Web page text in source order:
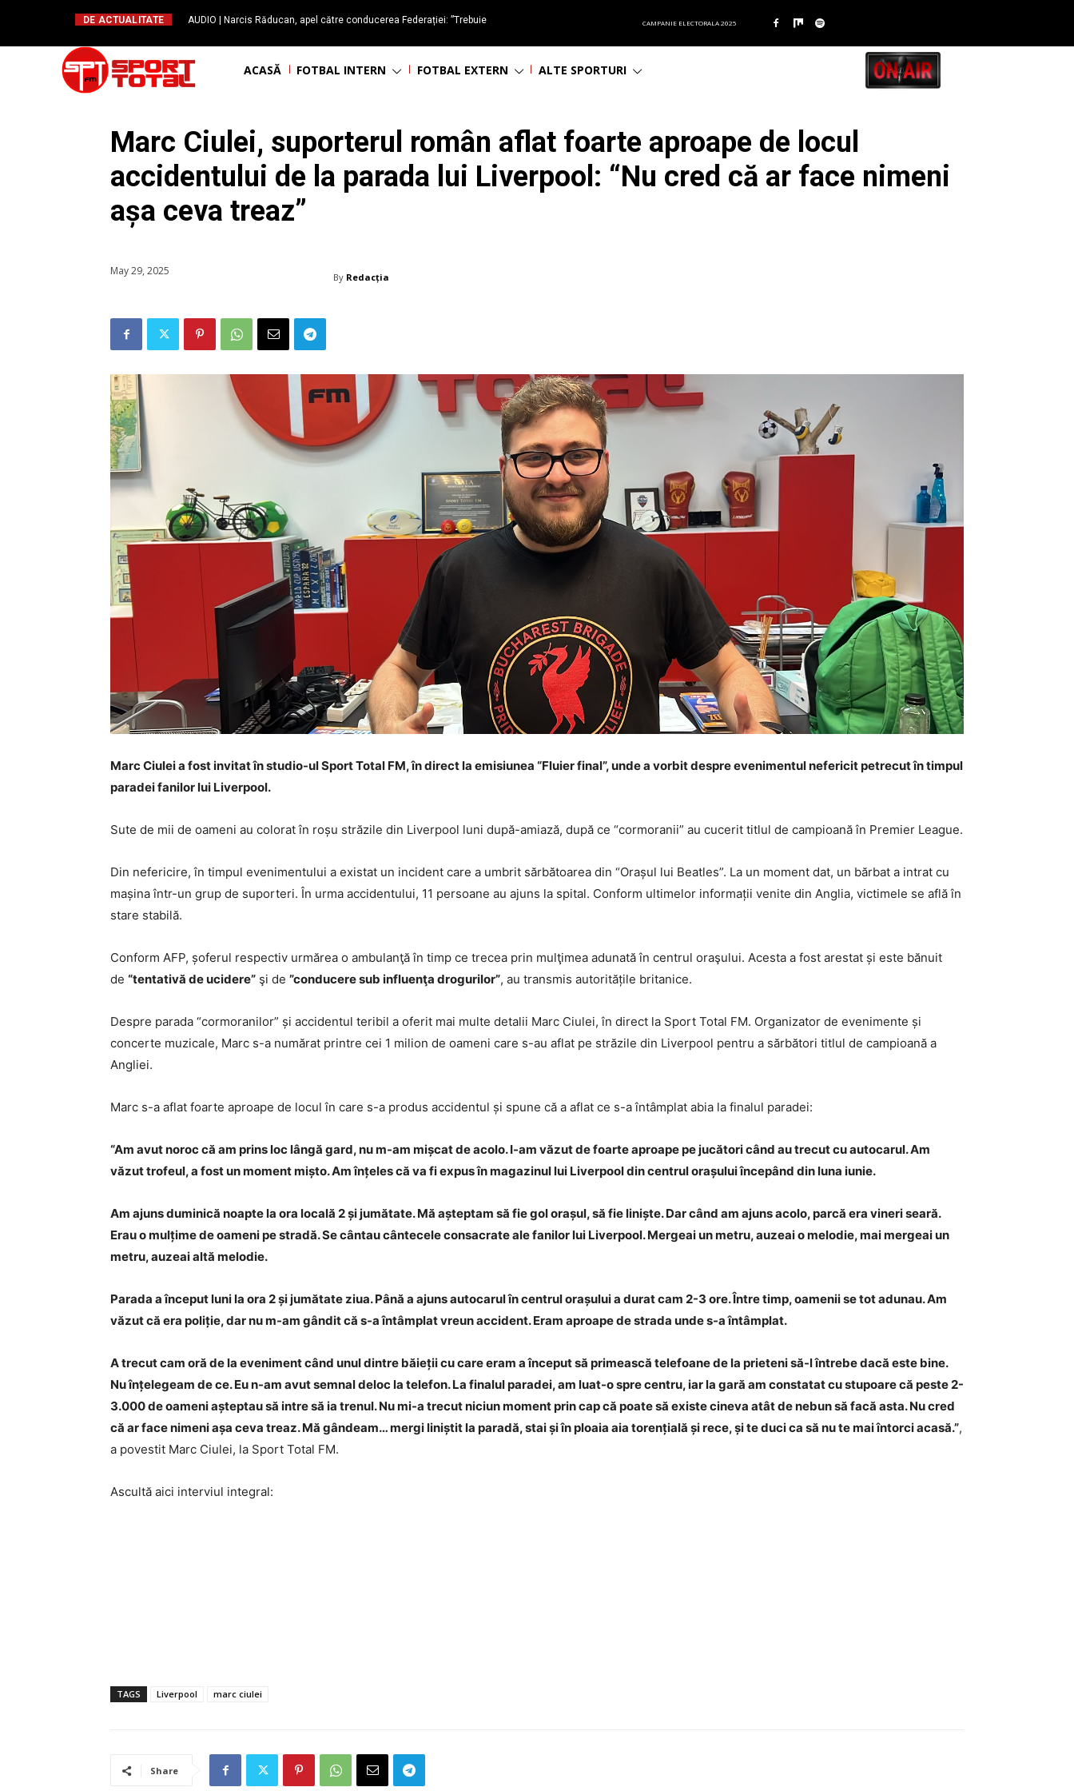
DE ACTUALITATE
AUDIO | Narcis Răducan, apel către conducerea Federației: ”Trebuie
CAMPANIE ELECTORALA 2025
ACASĂ FOTBAL INTERN FOTBAL EXTERN ALTE SPORTURI
Marc Ciulei, suporterul român aflat foarte aproape de locul
accidentului de la parada lui Liverpool: “Nu cred că ar face nimeni
așa ceva treaz”
May 29, 2025 By Redacția
Marc Ciulei a fost invitat în studio-ul Sport Total FM, în direct la emisiunea “Fluier final”, unde a vorbit despre evenimentul nefericit petrecut în timpul
paradei fanilor lui Liverpool.
Sute de mii de oameni au colorat în roșu străzile din Liverpool luni după-amiază, după ce “cormoranii” au cucerit titlul de campioană în Premier League.
Din nefericire, în timpul evenimentului a existat un incident care a umbrit sărbătoarea din “Orașul lui Beatles”. La un moment dat, un bărbat a intrat cu
mașina într-un grup de suporteri. În urma accidentului, 11 persoane au ajuns la spital. Conform ultimelor informații venite din Anglia, victimele se află în
stare stabilă.
Conform AFP, șoferul respectiv urmărea o ambulanţă în timp ce trecea prin mulţimea adunată în centrul oraşului. Acesta a fost arestat și este bănuit
de “tentativă de ucidere” şi de ”conducere sub influenţa drogurilor”, au transmis autoritățile britanice.
Despre parada “cormoranilor” și accidentul teribil a oferit mai multe detalii Marc Ciulei, în direct la Sport Total FM. Organizator de evenimente și
concerte muzicale, Marc s-a numărat printre cei 1 milion de oameni care s-au aflat pe străzile din Liverpool pentru a sărbători titlul de campioană a
Angliei.
Marc s-a aflat foarte aproape de locul în care s-a produs accidentul și spune că a aflat ce s-a întâmplat abia la finalul paradei:
“Am avut noroc că am prins loc lângă gard, nu m-am mișcat de acolo. I-am văzut de foarte aproape pe jucători când au trecut cu autocarul. Am
văzut trofeul, a fost un moment mișto. Am înțeles că va fi expus în magazinul lui Liverpool din centrul orașului începând din luna iunie.
Am ajuns duminică noapte la ora locală 2 și jumătate. Mă așteptam să fie gol orașul, să fie liniște. Dar când am ajuns acolo, parcă era vineri seară.
Erau o mulțime de oameni pe stradă. Se cântau cântecele consacrate ale fanilor lui Liverpool. Mergeai un metru, auzeai o melodie, mai mergeai un
metru, auzeai altă melodie.
Parada a început luni la ora 2 și jumătate ziua. Până a ajuns autocarul în centrul orașului a durat cam 2-3 ore. Între timp, oamenii se tot adunau. Am
văzut că era poliție, dar nu m-am gândit că s-a întâmplat vreun accident. Eram aproape de strada unde s-a întâmplat.
A trecut cam oră de la eveniment când unul dintre băieții cu care eram a început să primească telefoane de la prieteni să-l întrebe dacă este bine.
Nu înțelegeam de ce. Eu n-am avut semnal deloc la telefon. La finalul paradei, am luat-o spre centru, iar la gară am constatat cu stupoare că peste 2-
3.000 de oameni așteptau să intre să ia trenul. Nu mi-a trecut niciun moment prin cap că poate să existe cineva atât de nebun să facă asta. Nu cred
că ar face nimeni așa ceva treaz. Mă gândeam… mergi liniștit la paradă, stai și în ploaia aia torențială și rece, și te duci ca să nu te mai întorci acasă.”,
a povestit Marc Ciulei, la Sport Total FM.
Ascultă aici interviul integral:
TAGS Liverpool marc ciulei
Share